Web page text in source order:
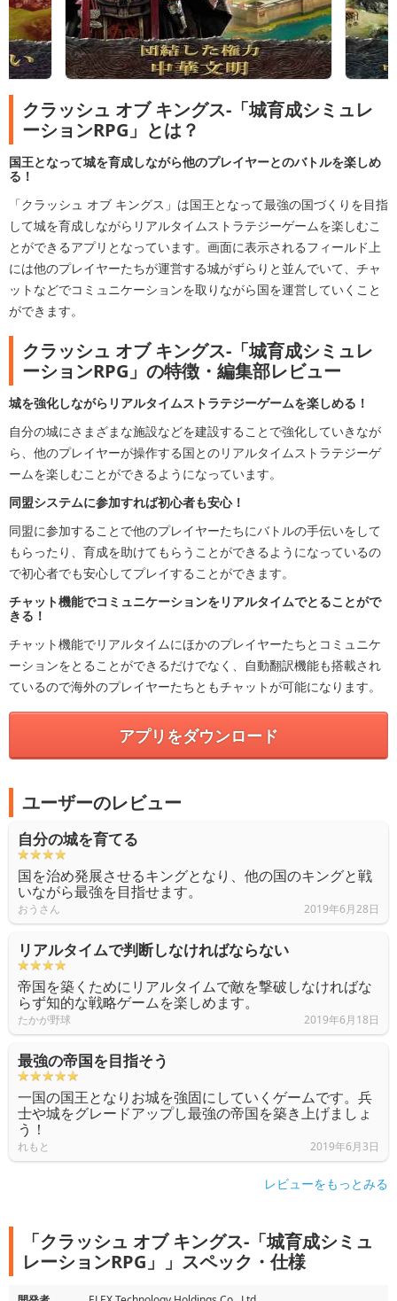
クラッシュ オブ キングス-「城育成シミュレ
ーションRPG」とは？
国王となって城を育成しながら他のプレイヤーとのバトルを楽しめ
る！
「クラッシュ オブ キングス」は国王となって最強の国づくりを目指
して城を育成しながらリアルタイムストラテジーゲームを楽しむこ
とができるアプリとなっています。画面に表示されるフィールド上
には他のプレイヤーたちが運営する城がずらりと並んでいて、チャ
ットなどでコミュニケーションを取りながら国を運営していくこと
ができます。
クラッシュ オブ キングス-「城育成シミュレ
ーションRPG」の特徴・編集部レビュー
城を強化しながらリアルタイムストラテジーゲームを楽しめる！
自分の城にさまざまな施設などを建設することで強化していきなが
ら、他のプレイヤーが操作する国とのリアルタイムストラテジーゲ
ームを楽しむことができるようになっています。
同盟システムに参加すれば初心者も安心！
同盟に参加することで他のプレイヤーたちにバトルの手伝いをして
もらったり、育成を助けてもらうことができるようになっているの
で初心者でも安心してプレイすることができます。
チャット機能でコミュニケーションをリアルタイムでとることがで
きる！
チャット機能でリアルタイムにほかのプレイヤーたちとコミュニケ
ーションをとることができるだけでなく、自動翻訳機能も搭載され
ているので海外のプレイヤーたちともチャットが可能になります。
アプリをダウンロード
ユーザーのレビュー
自分の城を育てる
国を治め発展させるキングとなり、他の国のキングと戦
いながら最強を目指せます。
おうさん 2019年6月28日
リアルタイムで判断しなければならない
帝国を築くためにリアルタイムで敵を撃破しなければな
らず知的な戦略ゲームを楽しめます。
たかが野球 2019年6月18日
最強の帝国を目指そう
一国の国王となりお城を強固にしていくゲームです。兵
士や城をグレードアップし最強の帝国を築き上げましょ
う！
れもと 2019年6月3日
レビューをもっとみる
「クラッシュ オブ キングス-「城育成シミュ
レーションRPG」」スペック・仕様